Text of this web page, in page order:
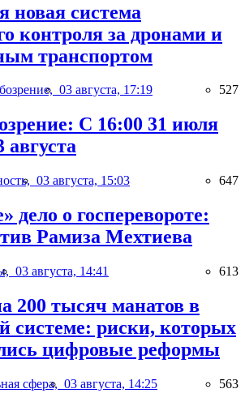
новая система
контроля за дронами и
транспортом
03 августа, 17:19 527
С 16:00 31 июля
августа
03 августа, 15:03 647
дело о госперевороте:
Рамиза Мехтиева
03 августа, 14:41 613
200 тысяч манатов в
системе: риски, которых
цифровые реформы
сфера, 03 августа, 14:25 563